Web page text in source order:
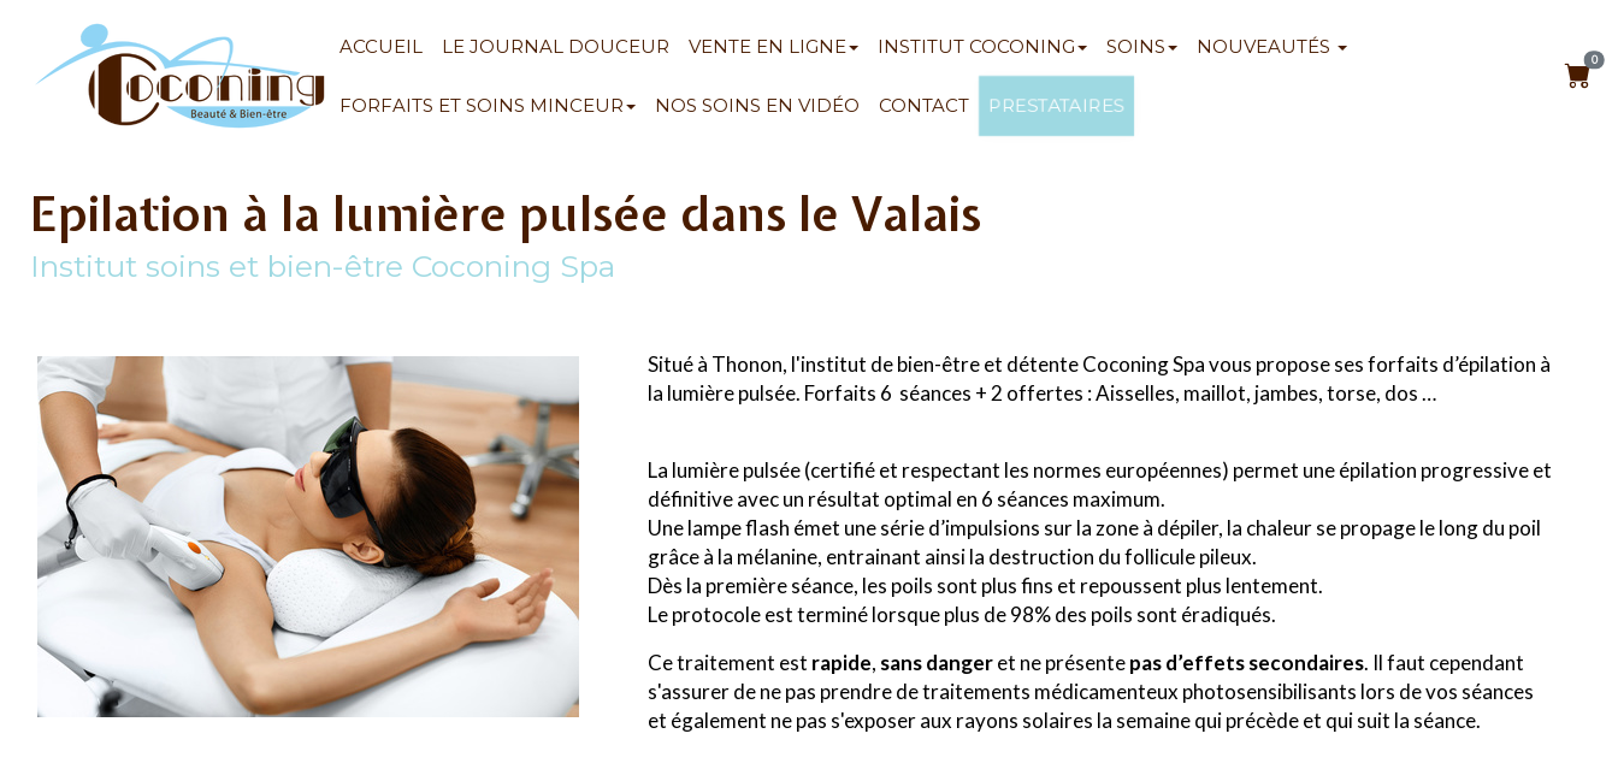
ACCUEIL LE JOURNAL DOUCEUR VENTE EN LIGNE INSTITUT COCONING SOINS NOUVEAUTÉS
FORFAITS ET SOINS MINCEUR NOS SOINS EN VIDÉO CONTACT PRESTATAIRES
0
Epilation à la lumière pulsée dans le Valais
Institut soins et bien-être Coconing Spa
Situé à Thonon, l'institut de bien-être et détente Coconing Spa vous propose ses forfaits d’épilation à
la lumière pulsée. Forfaits 6 séances + 2 offertes : Aisselles, maillot, jambes, torse, dos …
La lumière pulsée (certifié et respectant les normes européennes) permet une épilation progressive et
définitive avec un résultat optimal en 6 séances maximum.
Une lampe flash émet une série d’impulsions sur la zone à dépiler, la chaleur se propage le long du poil
grâce à la mélanine, entrainant ainsi la destruction du follicule pileux.
Dès la première séance, les poils sont plus fins et repoussent plus lentement.
Le protocole est terminé lorsque plus de 98% des poils sont éradiqués.
Ce traitement est rapide, sans dangeret ne présentepas d’effets secondaires. Il faut cependant
s'assurer de ne pas prendre de traitements médicamenteux photosensibilisants lors de vos séances
et également ne pas s'exposer aux rayons solaires la semaine qui précède et qui suit la séance.